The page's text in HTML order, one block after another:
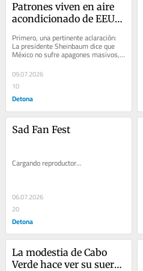
Patrones viven en aire
acondicionado de EEUU
apagones mexicanos.
Versión corregida y
Primero, una pertinente aclaración:
La presidente Sheinbaum dice que
México no sufre apagones masivos,
sino interrupciones del servicio...
09.07.2026
10
Detona
Sad Fan Fest
Cargando reproductor...
06.07.2026
20
Detona
La modestia de Cabo
Verde hace ver su suerte